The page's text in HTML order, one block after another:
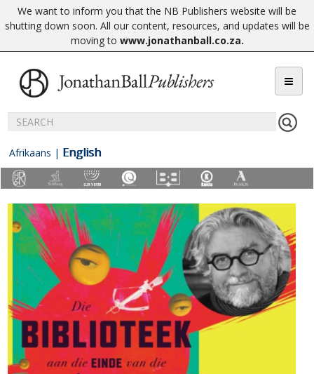
We want to inform you that the NB Publishers website will be
shutting down soon. All our content, resources, and updates will be
moving to www.jonathanball.co.za.
Afrikaans | English